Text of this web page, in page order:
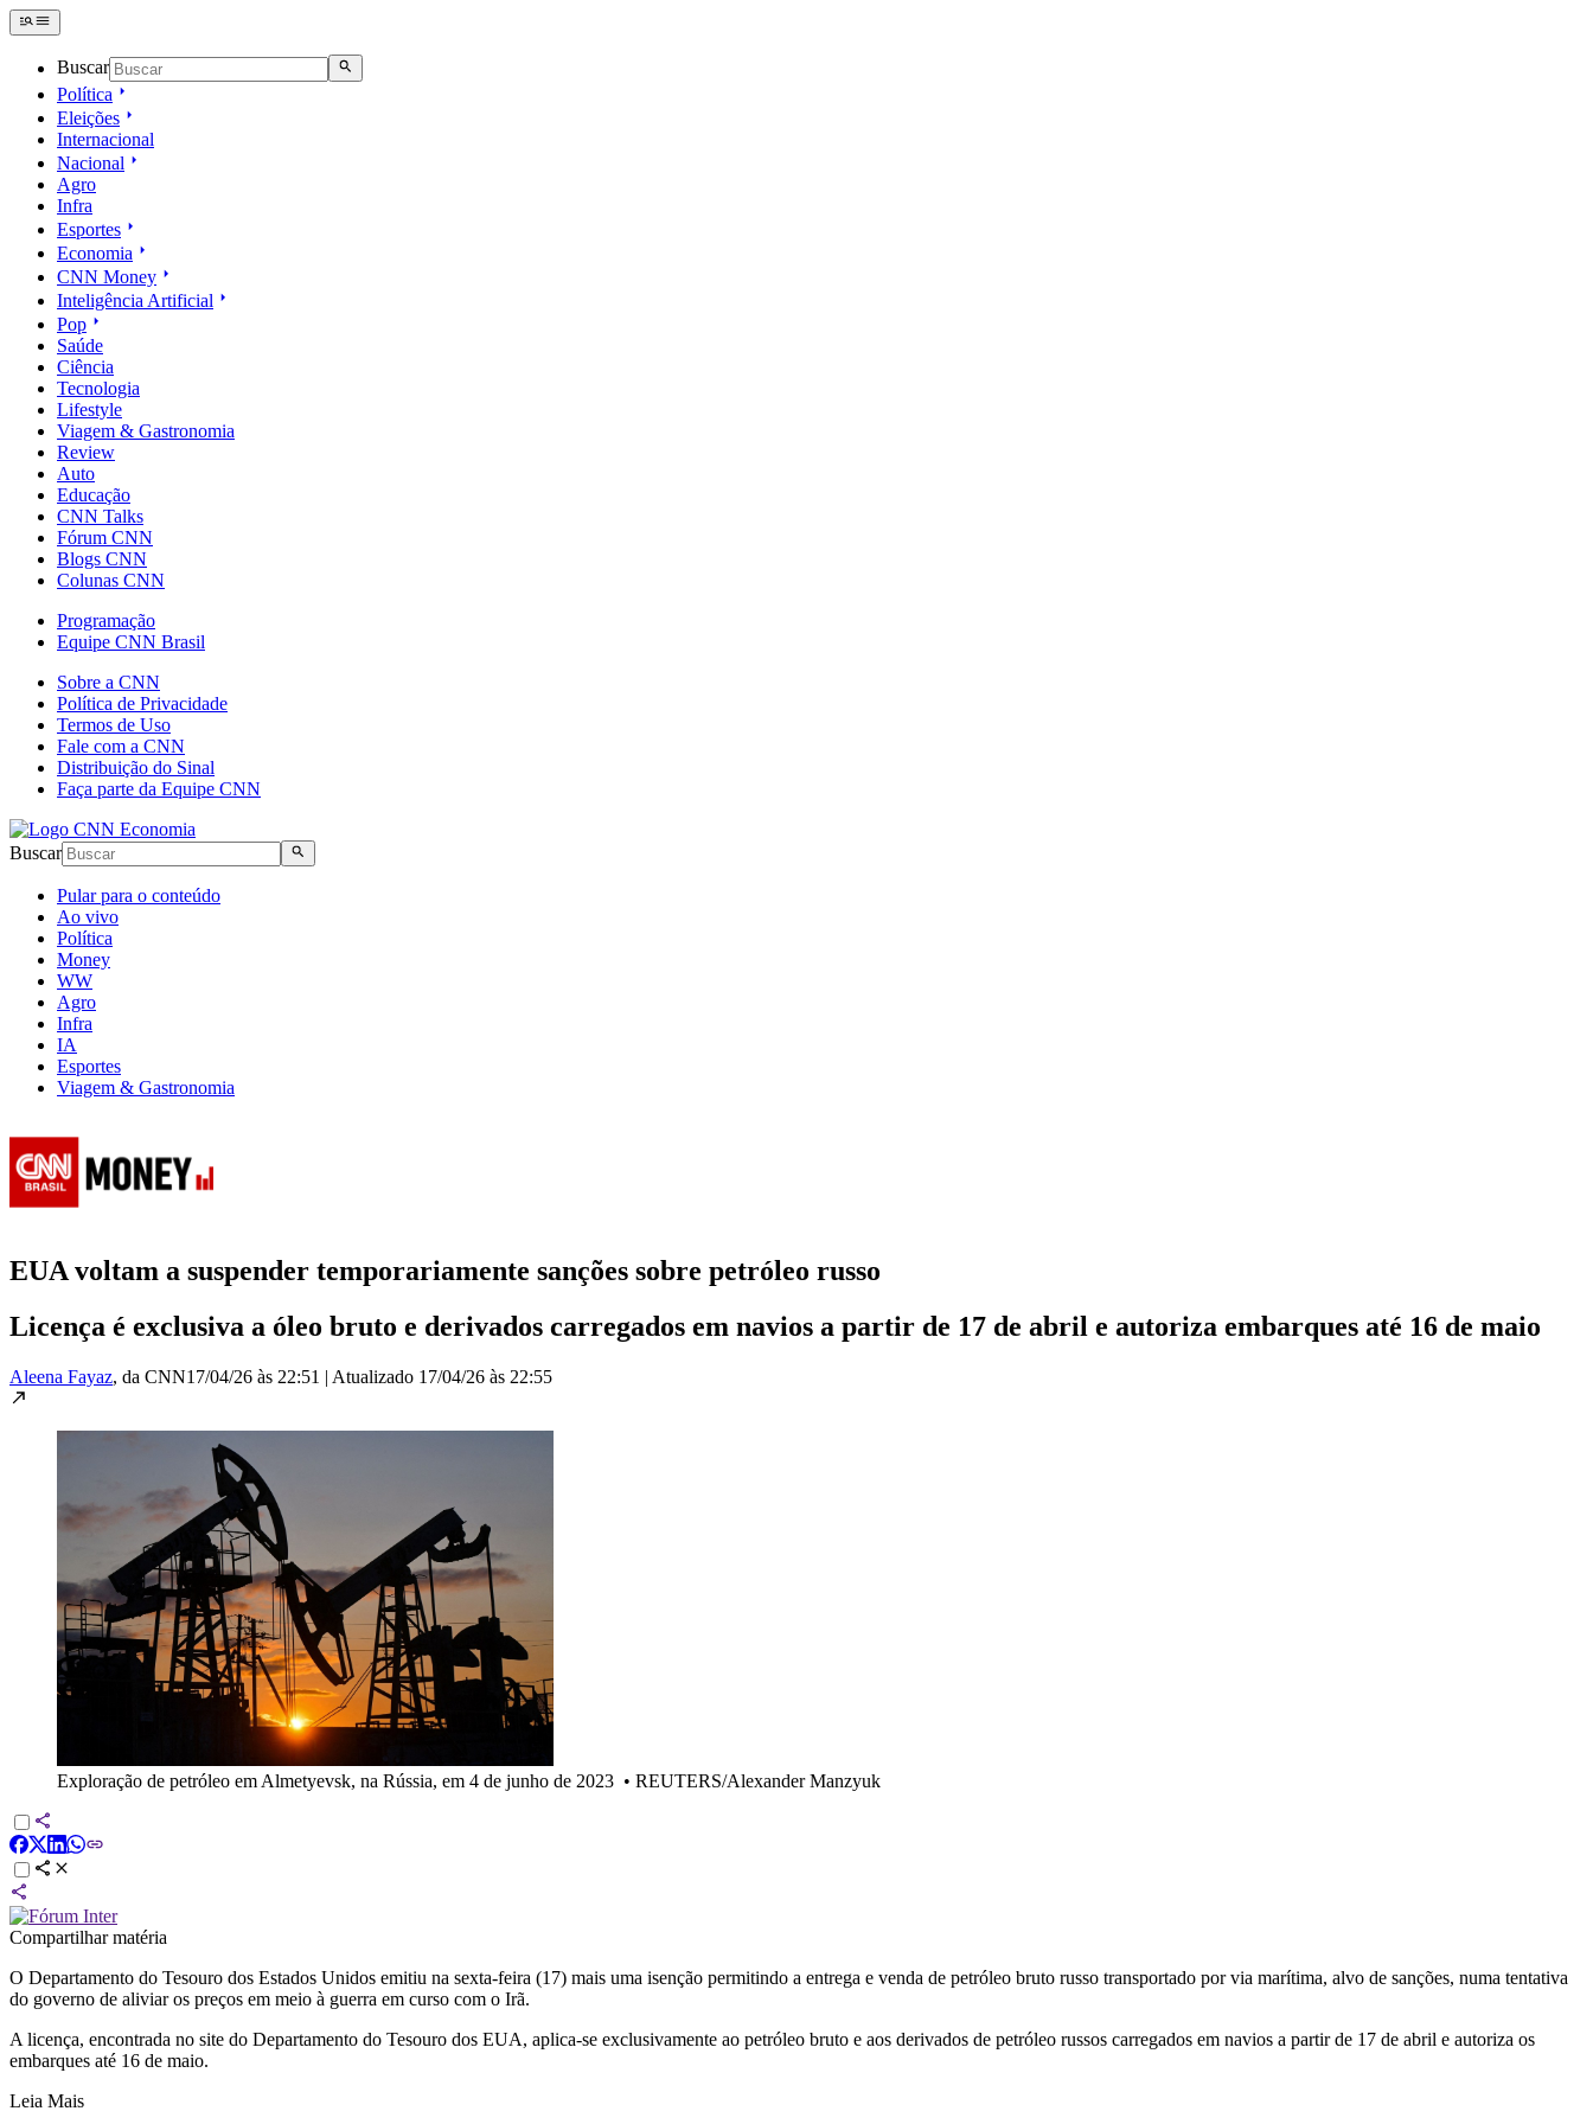
Buscar
Política
Eleições
Internacional
Nacional
Agro
Infra
Esportes
Economia
CNN Money
Inteligência Artificial
Pop
Saúde
Ciência
Tecnologia
Lifestyle
Viagem & Gastronomia
Review
Auto
Educação
CNN Talks
Fórum CNN
Blogs CNN
Colunas CNN
Programação
Equipe CNN Brasil
Sobre a CNN
Política de Privacidade
Termos de Uso
Fale com a CNN
Distribuição do Sinal
Faça parte da Equipe CNN
Buscar
Pular para o conteúdo
Ao vivo
Política
Money
WW
Agro
Infra
IA
Esportes
Viagem & Gastronomia
EUA voltam a suspender temporariamente sanções sobre petróleo russo
Licença é exclusiva a óleo bruto e derivados carregados em navios a partir de 17 de abril e autoriza embarques até 16 de maio
Aleena Fayaz, da CNN17/04/26 às 22:51 | Atualizado 17/04/26 às 22:55
Exploração de petróleo em Almetyevsk, na Rússia, em 4 de junho de 2023 • REUTERS/Alexander Manzyuk
Compartilhar matéria
O Departamento do Tesouro dos Estados Unidos emitiu na sexta-feira (17) mais uma isenção permitindo a entrega e venda de petróleo bruto russo transportado por via marítima, alvo de sanções, numa tentativa
do governo de aliviar os preços em meio à guerra em curso com o Irã.
A licença, encontrada no site do Departamento do Tesouro dos EUA, aplica-se exclusivamente ao petróleo bruto e aos derivados de petróleo russos carregados em navios a partir de 17 de abril e autoriza os
embarques até 16 de maio.
Leia Mais